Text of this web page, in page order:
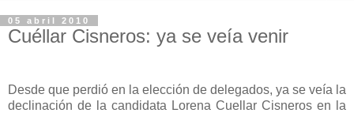
05 abril 2010
Cuéllar Cisneros: ya se veía venir
Desde que perdió en la elección de delegados, ya se veía la
declinación de la candidata Lorena Cuellar Cisneros en la